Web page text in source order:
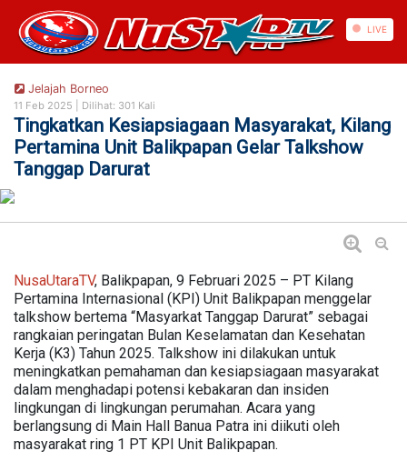
https://nusautaratv.com/
LIVE
Jelajah Borneo
11 Feb 2025 | Dilihat: 301 Kali
Tingkatkan Kesiapsiagaan Masyarakat, Kilang
Pertamina Unit Balikpapan Gelar Talkshow
Tanggap Darurat
NusaUtaraTV, Balikpapan, 9 Februari 2025 – PT Kilang
Pertamina Internasional (KPI) Unit Balikpapan menggelar
talkshow bertema “Masyarkat Tanggap Darurat” sebagai
rangkaian peringatan Bulan Keselamatan dan Kesehatan
Kerja (K3) Tahun 2025. Talkshow ini dilakukan untuk
meningkatkan pemahaman dan kesiapsiagaan masyarakat
dalam menghadapi potensi kebakaran dan insiden
lingkungan di lingkungan perumahan. Acara yang
berlangsung di Main Hall Banua Patra ini diikuti oleh
masyarakat ring 1 PT KPI Unit Balikpapan.